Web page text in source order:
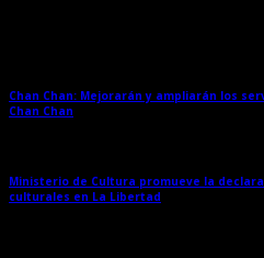
Chan Chan: Mejorarán y ampliarán los
Chan Chan
Ministerio de Cultura promueve la
culturales en La Libertad